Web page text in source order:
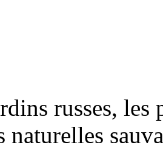
russes,
naturelles